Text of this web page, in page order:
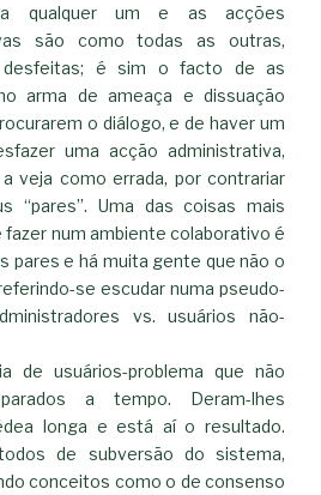
a qualquer um e as acções
são como todas as outras,
desfeitas; é sim o facto de as
arma de ameaça e dissuação
o diálogo, e de haver um
uma acção administrativa,
veja como errada, por contrariar
“pares”. Uma das coisas mais
fazer num ambiente colaborativo é
pares e há muita gente que não o
se escudar numa pseudo-
vs. usuários não-
de usuários-problema que não
a tempo. Deram-lhes
longa e está aí o resultado.
de subversão do sistema,
conceitos como o de consenso